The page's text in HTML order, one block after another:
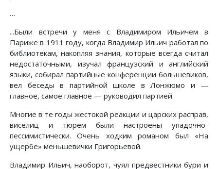
…
...Были встречи у меня с Владимиром Ильичем в
Париже в 1911 году, когда Владимир Ильич работал по
библиотекам, накопляя знания, которые всегда считал
недостаточными, изучал французский и английский
языки, собирал партийные конференции большевиков,
вел беседы в партийной школе в Лонжюмо и —
главное, самое главное — руководил партией.
Многие в те годы жестокой реакции и царских расправ,
виселиц и тюрем были настроены упадочно-
пессимистически. Очень ходким романом был «На
ущербе» меньшевички Григорьевой.
Владимир Ильич, наоборот, чуял предвестники бури и